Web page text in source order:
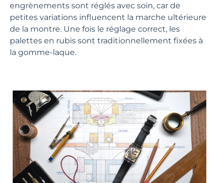
engrènements sont réglés avec soin, car de
petites variations influencent la marche ultérieure
de la montre. Une fois le réglage correct, les
palettes en rubis sont traditionnellement fixées à
la gomme-laque.